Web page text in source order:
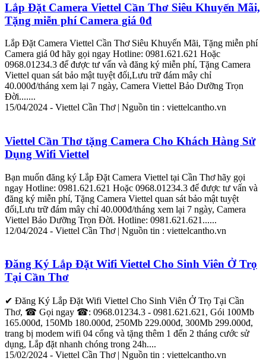
Lắp Đặt Camera Viettel Cần Thơ Siêu Khuyến Mãi,
Tặng miễn phí Camera giá 0đ
Lắp Đặt Camera Viettel Cần ThơSiêu Khuyến Mãi, Tặng miễn phí
Camera giá 0đ hãy gọi ngay Hotline: 0981.621.621 Hoặc
0968.01234.3 để được tư vấn và đăng ký miễn phí, Tặng Camera
Viettel quan sát bảo mật tuyệt đối,Lưu trữ đám mây chỉ
40.000đ/tháng xem lại 7 ngày, Camera Viettel Bảo Dưỡng Trọn
Đời.......
15/04/2024 - Viettel Cần Thơ| Nguồn tin : viettelcantho.vn
Viettel Cần Thơ tặng Camera Cho Khách Hàng Sử
Dụng Wifi Viettel
Bạn muốn đăng ký Lắp Đặt Camera Viettel tại Cần Thơhãy gọi
ngay Hotline: 0981.621.621 Hoặc 0968.01234.3 để được tư vấn và
đăng ký miễn phí, Tặng Camera Viettel quan sát bảo mật tuyệt
đối,Lưu trữ đám mây chỉ 40.000đ/tháng xem lại 7 ngày, Camera
Viettel Bảo Dưỡng Trọn Đời. Hotline: 0981.621.621......
12/04/2024 - Viettel Cần Thơ| Nguồn tin : viettelcantho.vn
Đăng Ký Lắp ĐặtWifi Viettel Cho Sinh Viên Ở Trọ
Tại Cần Thơ
✔ Đăng Ký Lắp Đặt Wifi Viettel Cho Sinh Viên Ở Trọ Tại Cần
Thơ, ☎ Gọi ngay ☎: 0968.01234.3 - 0981.621.621, Gói 100Mb
165.000đ, 150Mb 180.000đ, 250Mb 229.000đ, 300Mb 299.000đ,
trang bị modem wifi 04 cổng và tặng thêm 1 đến 2 tháng cước sử
dụng, Lắp đặt nhanh chóng trong 24h....
15/02/2024 - Viettel Cần Thơ| Nguồn tin : viettelcantho.vn